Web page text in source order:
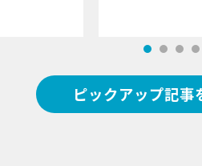
ピックアップ記事